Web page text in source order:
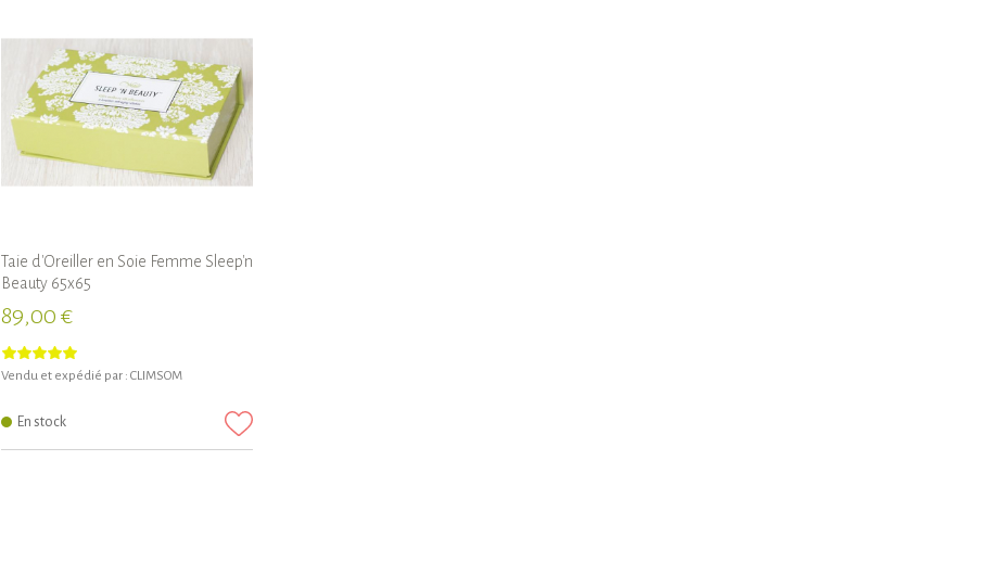
Taie d'Oreiller en Soie Femme Sleep'n
Beauty 65x65
89,00 €
Vendu et expédié par : CLIMSOM
En stock